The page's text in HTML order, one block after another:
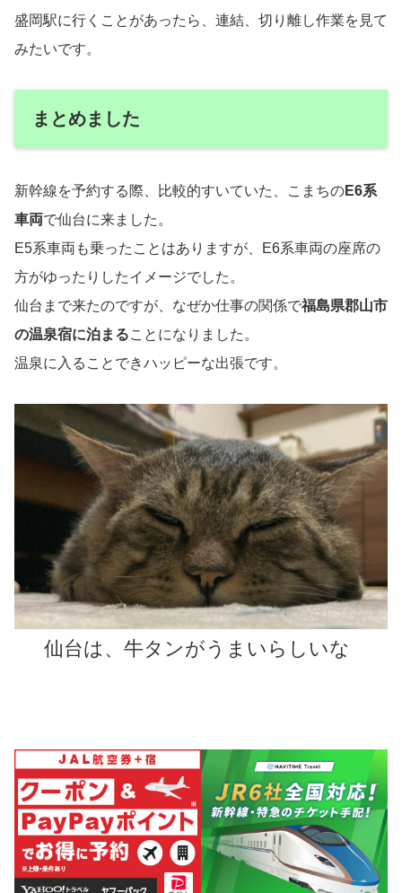
盛岡駅に行くことがあったら、連結、切り離し作業を見て
みたいです。
まとめました
新幹線を予約する際、比較的すいていた、こまちのE6系
車両で仙台に来ました。
E5系車両も乗ったことはありますが、E6系車両の座席の
方がゆったりしたイメージでした。
仙台まで来たのですが、なぜか仕事の関係で福島県郡山市
の温泉宿に泊まることになりました。
温泉に入ることできハッピーな出張です。
仙台は、牛タンがうまいらしいな